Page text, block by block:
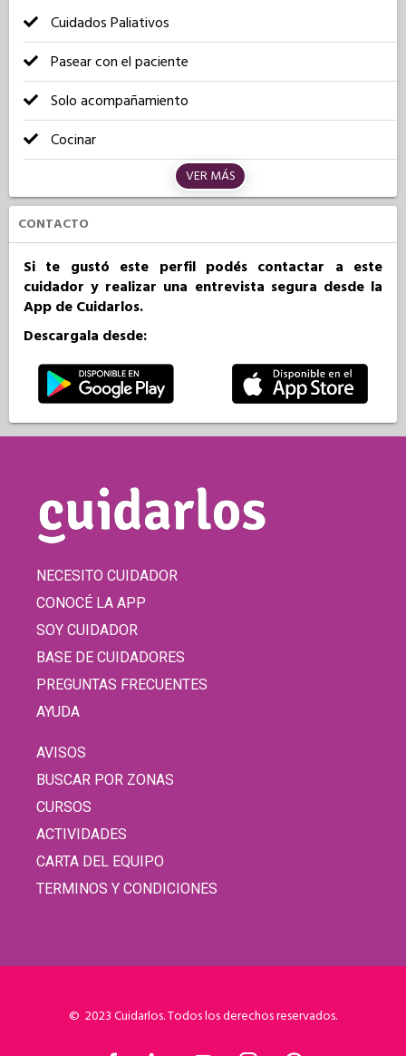
Cuidados Paliativos
Pasear con el paciente
Solo acompañamiento
Cocinar
VER MÁS
CONTACTO
Si te gustó este perfil podés contactar a este
cuidador y realizar una entrevista segura desde la
App de Cuidarlos.
Descargala desde:
NECESITO CUIDADOR
CONOCÉ LA APP
SOY CUIDADOR
BASE DE CUIDADORES
PREGUNTAS FRECUENTES
AYUDA
AVISOS
BUSCAR POR ZONAS
CURSOS
ACTIVIDADES
CARTA DEL EQUIPO
TERMINOS Y CONDICIONES
© 2023 Cuidarlos. Todos los derechos reservados.